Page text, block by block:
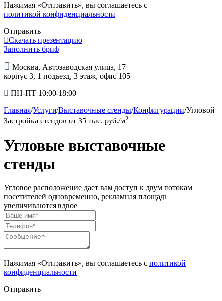
Нажимая «Отправить», вы соглашаетесь с
политикой конфиденциальности
Отправить
Скачать презентацию
Заполнить бриф
Москва, Автозаводская улица, 17
корпус 3, 1 подъезд, 3 этаж, офис 105
ПН-ПТ 10:00-18:00
Главная/Услуги/Выставочные стенды/Конфигурации/Угловой
Застройка стендов от 35 тыс. руб./м2
Угловые выставочные
стенды
Угловое расположение дает вам доступ к двум потокам
посетителей одновременно, рекламная площадь
увеличиваются вдвое
Нажимая «Отправить», вы соглашаетесь с политикой
конфиденциальности
Отправить